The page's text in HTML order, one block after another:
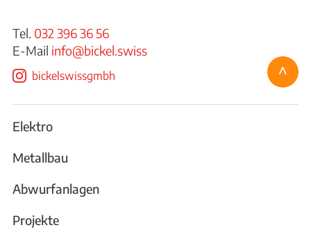
Tel. 032 396 36 56
E-Mail info@bickel.swiss
bickelswissgmbh
Elektro
Metallbau
Abwurfanlagen
Projekte
^